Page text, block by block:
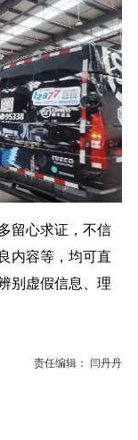
心求证，不信
内容等，均可直
别虚假信息、理
责任编辑： 闫丹丹